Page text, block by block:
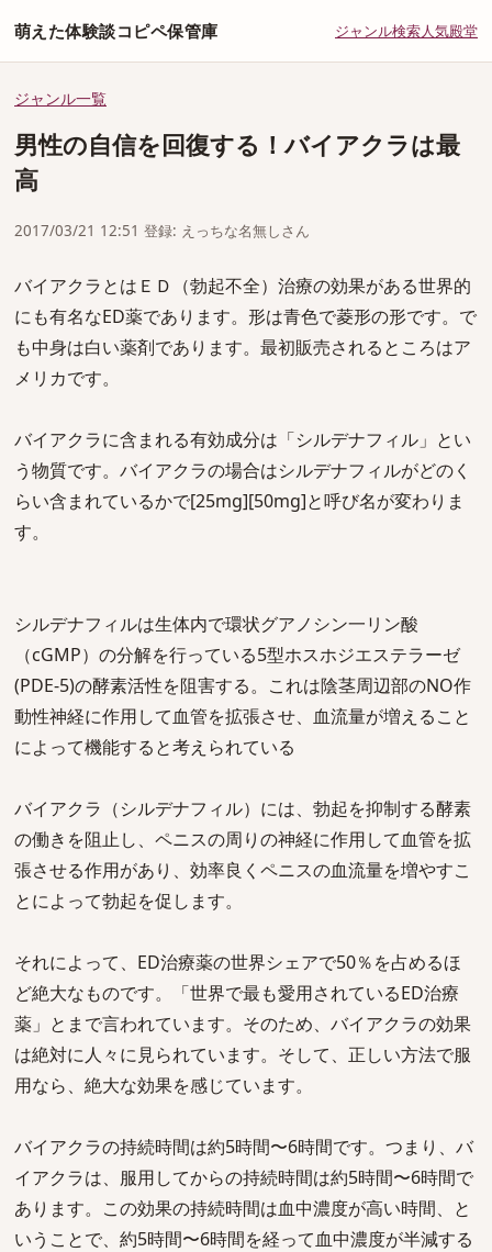
萌えた体験談コピペ保管庫 ジャンル検索人気殿堂
ジャンル一覧
男性の自信を回復する！バイアクラは最
高
2017/03/21 12:51 登録: えっちな名無しさん
バイアクラとはＥＤ（勃起不全）治療の効果がある世界的
にも有名なED薬であります。形は青色で菱形の形です。で
も中身は白い薬剤であります。最初販売されるところはア
メリカです。
バイアクラに含まれる有効成分は「シルデナフィル」とい
う物質です。バイアクラの場合はシルデナフィルがどのく
らい含まれているかで[25mg][50mg]と呼び名が変わりま
す。
シルデナフィルは生体内で環状グアノシン一リン酸
（cGMP）の分解を行っている5型ホスホジエステラーゼ
(PDE-5)の酵素活性を阻害する。これは陰茎周辺部のNO作
動性神経に作用して血管を拡張させ、血流量が増えること
によって機能すると考えられている
バイアクラ（シルデナフィル）には、勃起を抑制する酵素
の働きを阻止し、ペニスの周りの神経に作用して血管を拡
張させる作用があり、効率良くペニスの血流量を増やすこ
とによって勃起を促します。
それによって、ED治療薬の世界シェアで50％を占めるほ
ど絶大なものです。「世界で最も愛用されているED治療
薬」とまで言われています。そのため、バイアクラの効果
は絶対に人々に見られています。そして、正しい方法で服
用なら、絶大な効果を感じています。
バイアクラの持続時間は約5時間〜6時間です。つまり、バ
イアクラは、服用してからの持続時間は約5時間〜6時間で
あります。この効果の持続時間は血中濃度が高い時間、と
いうことで、約5時間〜6時間を経って血中濃度が半減する